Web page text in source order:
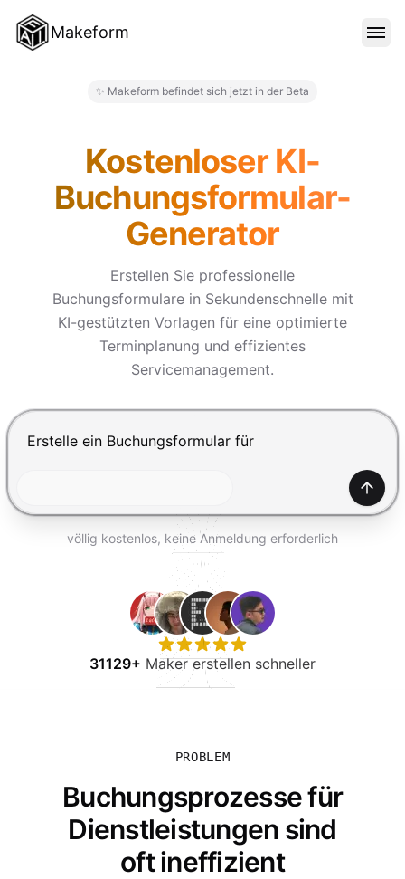
Makeform
BLOG
ANMELDEN
KOSTENLOS TESTEN
✨ Makeform befindet sich jetzt in der Beta
Kostenloser KI-
Buchungsformular-
Generator
Erstellen Sie professionelle
Buchungsformulare in Sekundenschnelle mit
KI-gestützten Vorlagen für eine optimierte
Terminplanung und effizientes
Servicemanagement.
Drücke Enter zum Absenden, Shift+Enter für einen
völlig kostenlos, keine Anmeldung erforderlich
31129+ Maker erstellen schneller
PROBLEM
Buchungsprozesse für
Dienstleistungen sind
oft ineffizient